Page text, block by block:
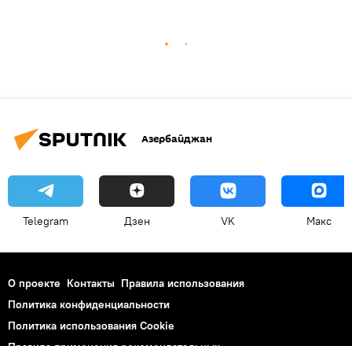
Азербайджан
Telegram Дзен VK Макс
О проекте Контакты Правила использования
Политика конфиденциальности
Политика использования Cookie